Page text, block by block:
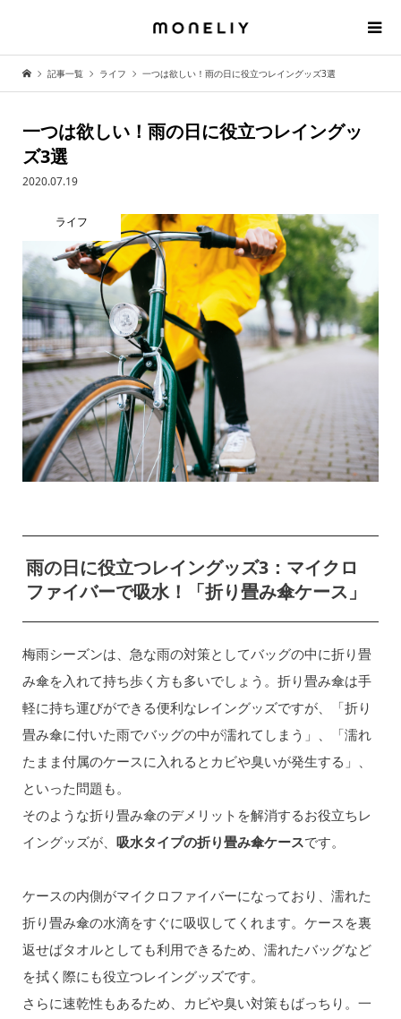
記事一覧 ライフ 一つは欲しい！雨の日に役立つレイングッズ3選
一つは欲しい！雨の日に役立つレイングッ
ズ3選
2020.07.19
ライフ
雨の日に役立つレイングッズ3：マイクロ
ファイバーで吸水！「折り畳み傘ケース」
梅雨シーズンは、急な雨の対策としてバッグの中に折り畳
み傘を入れて持ち歩く方も多いでしょう。折り畳み傘は手
軽に持ち運びができる便利なレイングッズですが、「折り
畳み傘に付いた雨でバッグの中が濡れてしまう」、「濡れ
たまま付属のケースに入れるとカビや臭いが発生する」、
といった問題も。
そのような折り畳み傘のデメリットを解消するお役立ちレ
イングッズが、 吸水タイプの折り畳み傘ケースです。
ケースの内側がマイクロファイバーになっており、濡れた
折り畳み傘の水滴をすぐに吸収してくれます。ケースを裏
返せばタオルとしても利用できるため、濡れたバッグなど
を拭く際にも役立つレイングッズです。
さらに速乾性もあるため、カビや臭い対策もばっちり。一